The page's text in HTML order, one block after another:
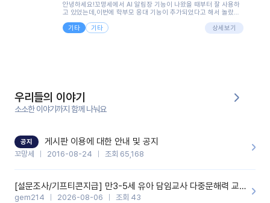
면..)그리고 제가 신입 때 이게 있었더라면 ㅜㅜㅜㅜ?응대 팁이 정말
좋은거 같아요지금은 그래도 아이들이 잘 이해 되지만초임 때는 정
말 어려워서 항상다른 선생님들께 도움을 요청했었거든요..ㅠ*일지
쓸 때도 좀 도움이 되는 거 같아요!
안녕하세요!꼬망세에서 AI 알림장 기능이 나왔을 때부터 잘 사용하
고 있었는데,이번에 학부모 응대 기능이 추가되었다고 해서 놀랐습
님 응대에 더 많은 부담을 느끼고 있습니다 ㅠㅠ이번에 제가 원에서
겪은 일과 학부모님께 전달드렸던 내용을 함께 보시고,저와 비슷한
을 많이 하는데,꼬망봇 덕분에 고민하는 시간을 줄이고 학부모님을
안심시킬 수 있었습니다.이 부분은 꼬망봇이 추가로 알려준 응대 tip
입니다.학부모님께 전화를 드리기 전에, 내용을 숙지하여 좀 더 전문
성 있는 교사가 되어 대화를 나눌 수 있었습니다.꼬망세 AI학부모 응
기능을 개발해 주셔서 감사합니다.
기타 기타 상세보기
우리들의 이야기
소소한 이야기까지 함께 나눠요
공지 게시판 이용에 대한 안내 및 공지
꼬망세 2016-08-24 조회 65,168
[설문조사/기프티콘지급] 만3-5세 유아 담임교사 다중문해력 교육 증진을 위한 설문조사
gem214 2026-08-06 조회 43